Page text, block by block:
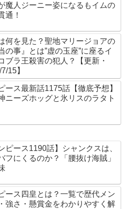
魔人ジーニー姿になるもイムの
通！
何を見た？聖地マリージョアの
の事』とは”虚の玉座”に座るイ
ブラ王殺害の犯人？【更新・
15】
ース最新話1175話【徹底予想】
ニーズホッグと氷リスのラタト
ピース1190話】シャンクスは、
フにくるのか？「腰抜け海賊」
ース四皇とは？一覧で歴代メン
強さ・懸賞金をわかりやすく解